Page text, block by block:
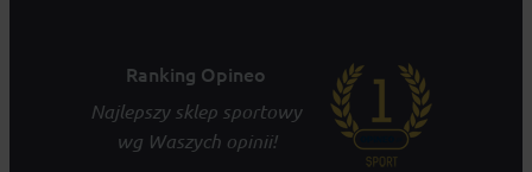
Ranking Opineo
Najlepszy sklep sportowy
wg Waszych opinii!